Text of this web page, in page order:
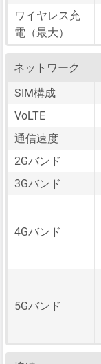
ワイヤレス充
電（最大）
ネットワーク
SIM構成
VoLTE
通信速度
2Gバンド
3Gバンド
4Gバンド
5Gバンド